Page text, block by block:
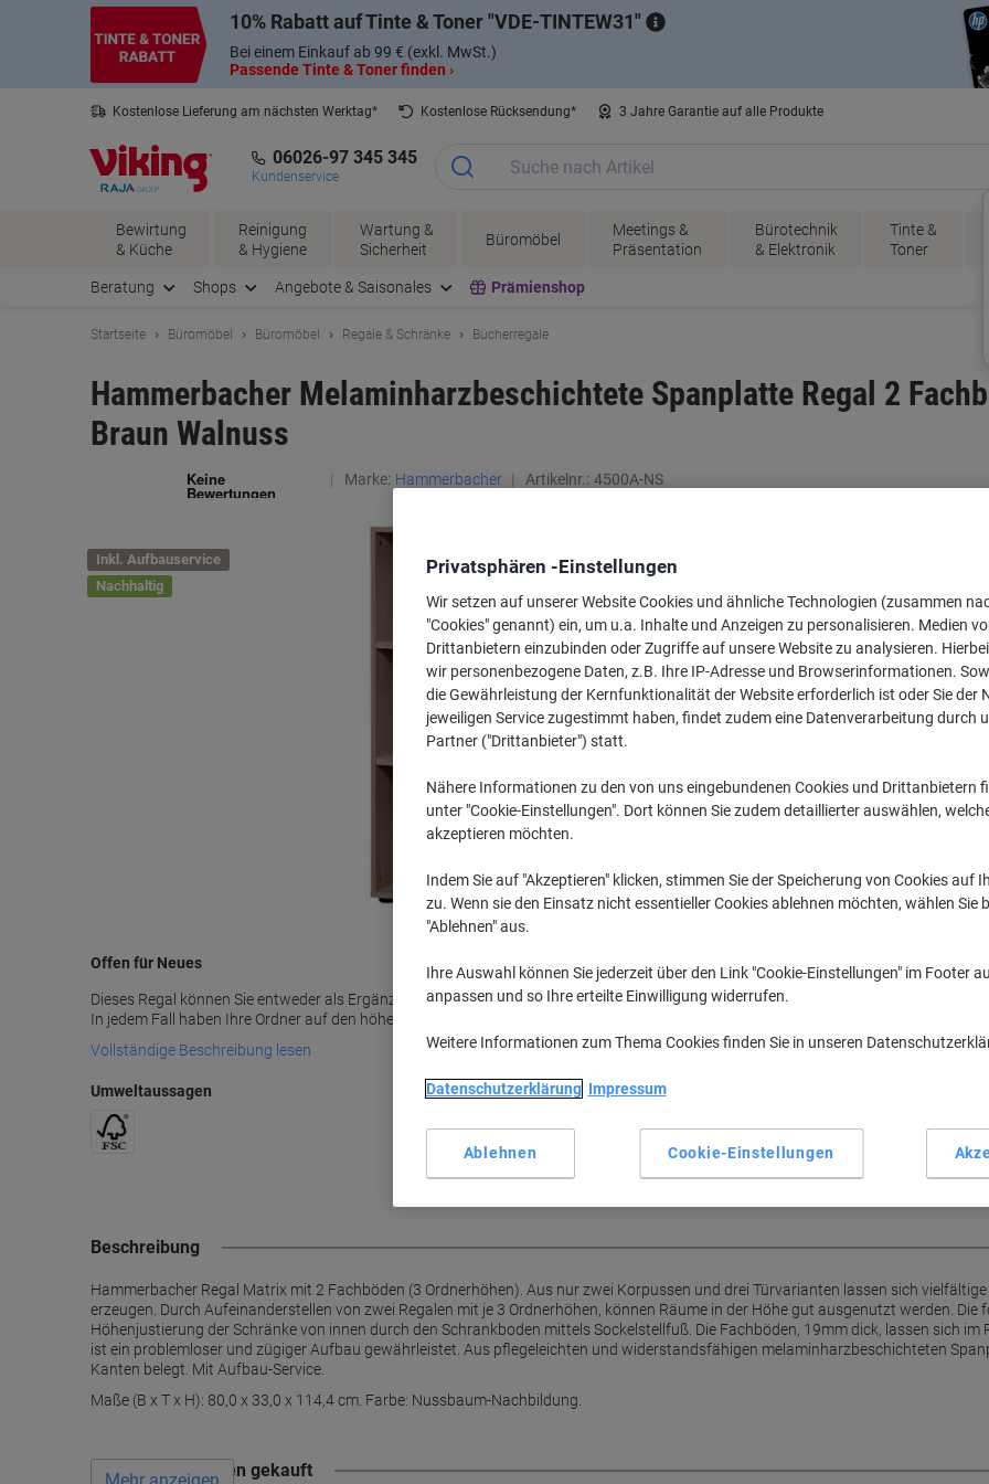
10% Rabatt auf Tinte & Toner VDE-TINTEW31
Bei einem Einkauf ab 99 € (exkl. MwSt.)
Passende Tinte & Toner finden ›
Kostenlose Lieferung am nächsten Werktag* Kostenlose Rücksendung* 3 Jahre Garantie auf alle Produkte
06026-97 345 345
Kundenservice
Bewirtung
& Küche
Reinigung
& Hygiene
Wartung &
Sicherheit
Büromöbel
Meetings &
Präsentation
Bürotechnik
& Elektronik
Tinte &
Toner
Beratung Shops Angebote & Saisonales Prämienshop
Startseite Büromöbel Büromöbel Regale & Schränke Bücherregale
Hammerbacher Melaminharzbeschichtete Spanplatte Regal 2
Braun Walnuss
Marke: Hammerbacher Artikelnr.: 4500A-NS
Inkl. Aufbauservice
Nachhaltig
Offen für Neues
Dieses Regal können Sie entweder als Ergänzung zu Ihrer Matrix Schrankwand oder als Einzelstück in Ihrem Büro einsetzen.
In jedem Fall haben Ihre Ordner auf den höhenverstellbaren Fachböden einen passgenauen Stand
Vollständige Beschreibung lesen
Umweltaussagen
Beschreibung
Hammerbacher Regal Matrix mit 2 Fachböden (3 Ordnerhöhen). Aus nur zwei Korpussen und drei Türvarianten lassen sich
erzeugen. Durch Aufeinanderstellen von zwei Regalen mit je 3 Ordnerhöhen, können Räume in der Höhe gut ausgenutzt werden. Die
Höhenjustierung der Schränke von innen durch den Schrankboden mittels Sockelstellfuß. Die Fachböden, 19mm dick, lassen sich
ist ein problemloser und zügiger Aufbau gewährleistet. Aus pflegeleichten und widerstandsfähigen melaminharzbeschichteten
Kanten belegt. Mit Aufbau-Service.
Maße (B x T x H): 80,0 x 33,0 x 114,4 cm. Farbe: Nussbaum-Nachbildung.
Wird oft zusammen gekauft
Privatsphären -Einstellungen
Wir setzen auf unserer Website Cookies und ähnliche Technologien (zusammen
"Cookies" genannt) ein, um u.a. Inhalte und Anzeigen zu personalisieren. Medien
Drittanbietern einzubinden oder Zugriffe auf unsere Website zu analysieren.
wir personenbezogene Daten, z.B. Ihre IP-Adresse und Browserinformationen.
die Gewährleistung der Kernfunktionalität der Website erforderlich ist oder Sie der
jeweiligen Service zugestimmt haben, findet zudem eine Datenverarbeitung durch
Partner ("Drittanbieter") statt.
Nähere Informationen zu den von uns eingebundenen Cookies und Drittanbietern
unter "Cookie-Einstellungen". Dort können Sie zudem detaillierter auswählen,
akzeptieren möchten.
Indem Sie auf "Akzeptieren" klicken, stimmen Sie der Speicherung von Cookies auf
zu. Wenn sie den Einsatz nicht essentieller Cookies ablehnen möchten, wählen Sie
"Ablehnen" aus.
Ihre Auswahl können Sie jederzeit über den Link "Cookie-Einstellungen" im Footer
anpassen und so Ihre erteilte Einwilligung widerrufen.
Weitere Informationen zum Thema Cookies finden Sie in unseren
Datenschutzerklärung Impressum
Cookie-Einstellungen
Ablehnen